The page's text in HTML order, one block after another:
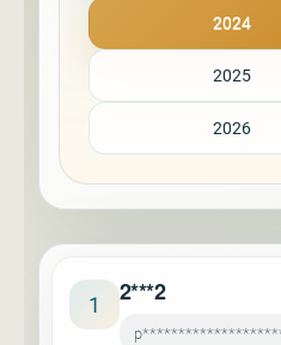
2024
2025
2026
1 2***2